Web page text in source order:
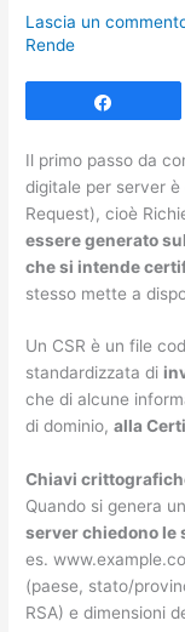
Lascia un
Rende
Il primo passo da
digitale per server
Request), cioè
essere generato
che si intende
stesso mette a
Un CSR è un file
standardizzata di
che di alcune
di dominio,alla
Chiavi
Quando si genera
server chiedono le
es.
(paese, stato/
RSA) e dimensioni